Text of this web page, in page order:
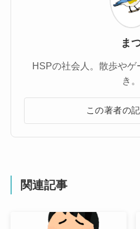
ま
HSPの社会人。散歩や
き。
この著者の
関連記事